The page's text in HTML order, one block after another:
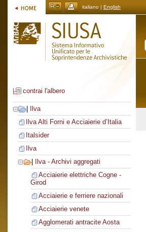
italiano | English
contrai l'albero
Ilva
Ilva Alti Forni e Acciaierie d’Italia
Italsider
Ilva
Ilva - Archivi aggregati
Acciaierie elettriche Cogne -
Girod
Acciaierie e ferriere nazionali
Acciaierie venete
Agglomerati antracite Aosta